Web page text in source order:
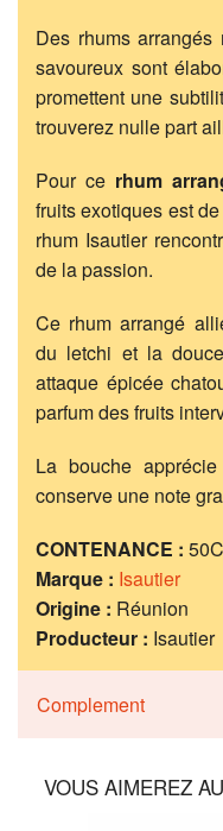
Des rhums arrangés
savoureux sont
promettent une
trouverez nulle part
Pour ce rhum
fruits exotiques est
rhum Isautier
de la passion.
Ce rhum arrangé
du letchi et la
attaque épicée
parfum des fruits
La bouche
conserve une note
CONTENANCE :
Marque : Isautier
Origine : Réunion
Producteur : Isautier
Complement
VOUS AIMEREZ